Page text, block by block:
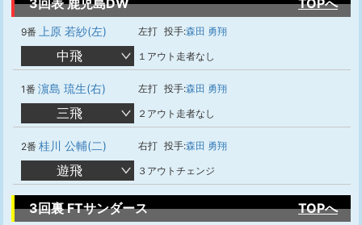
3回表 鹿児島DW TOPへ
9番 上原 若紗(左) 左打 投手:森田 勇翔
中飛 １アウト走者なし
1番 濵島 琉生(右) 左打 投手:森田 勇翔
三飛 ２アウト走者なし
2番 桂川 公輔(二) 右打 投手:森田 勇翔
遊飛 ３アウトチェンジ
3回裏 FTサンダース TOPへ